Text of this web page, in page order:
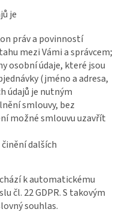
je
práv a povinností
mezi Vámi a správcem;
osobní údaje, které jsou
(jméno a adresa,
údajů je nutným
smlouvy, bez
možné smlouvu uzavřít
dalších
k automatickému
čl. 22 GDPR. S takovým
souhlas.